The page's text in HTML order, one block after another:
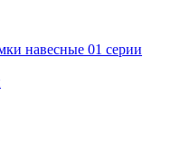
навесные 01 серии